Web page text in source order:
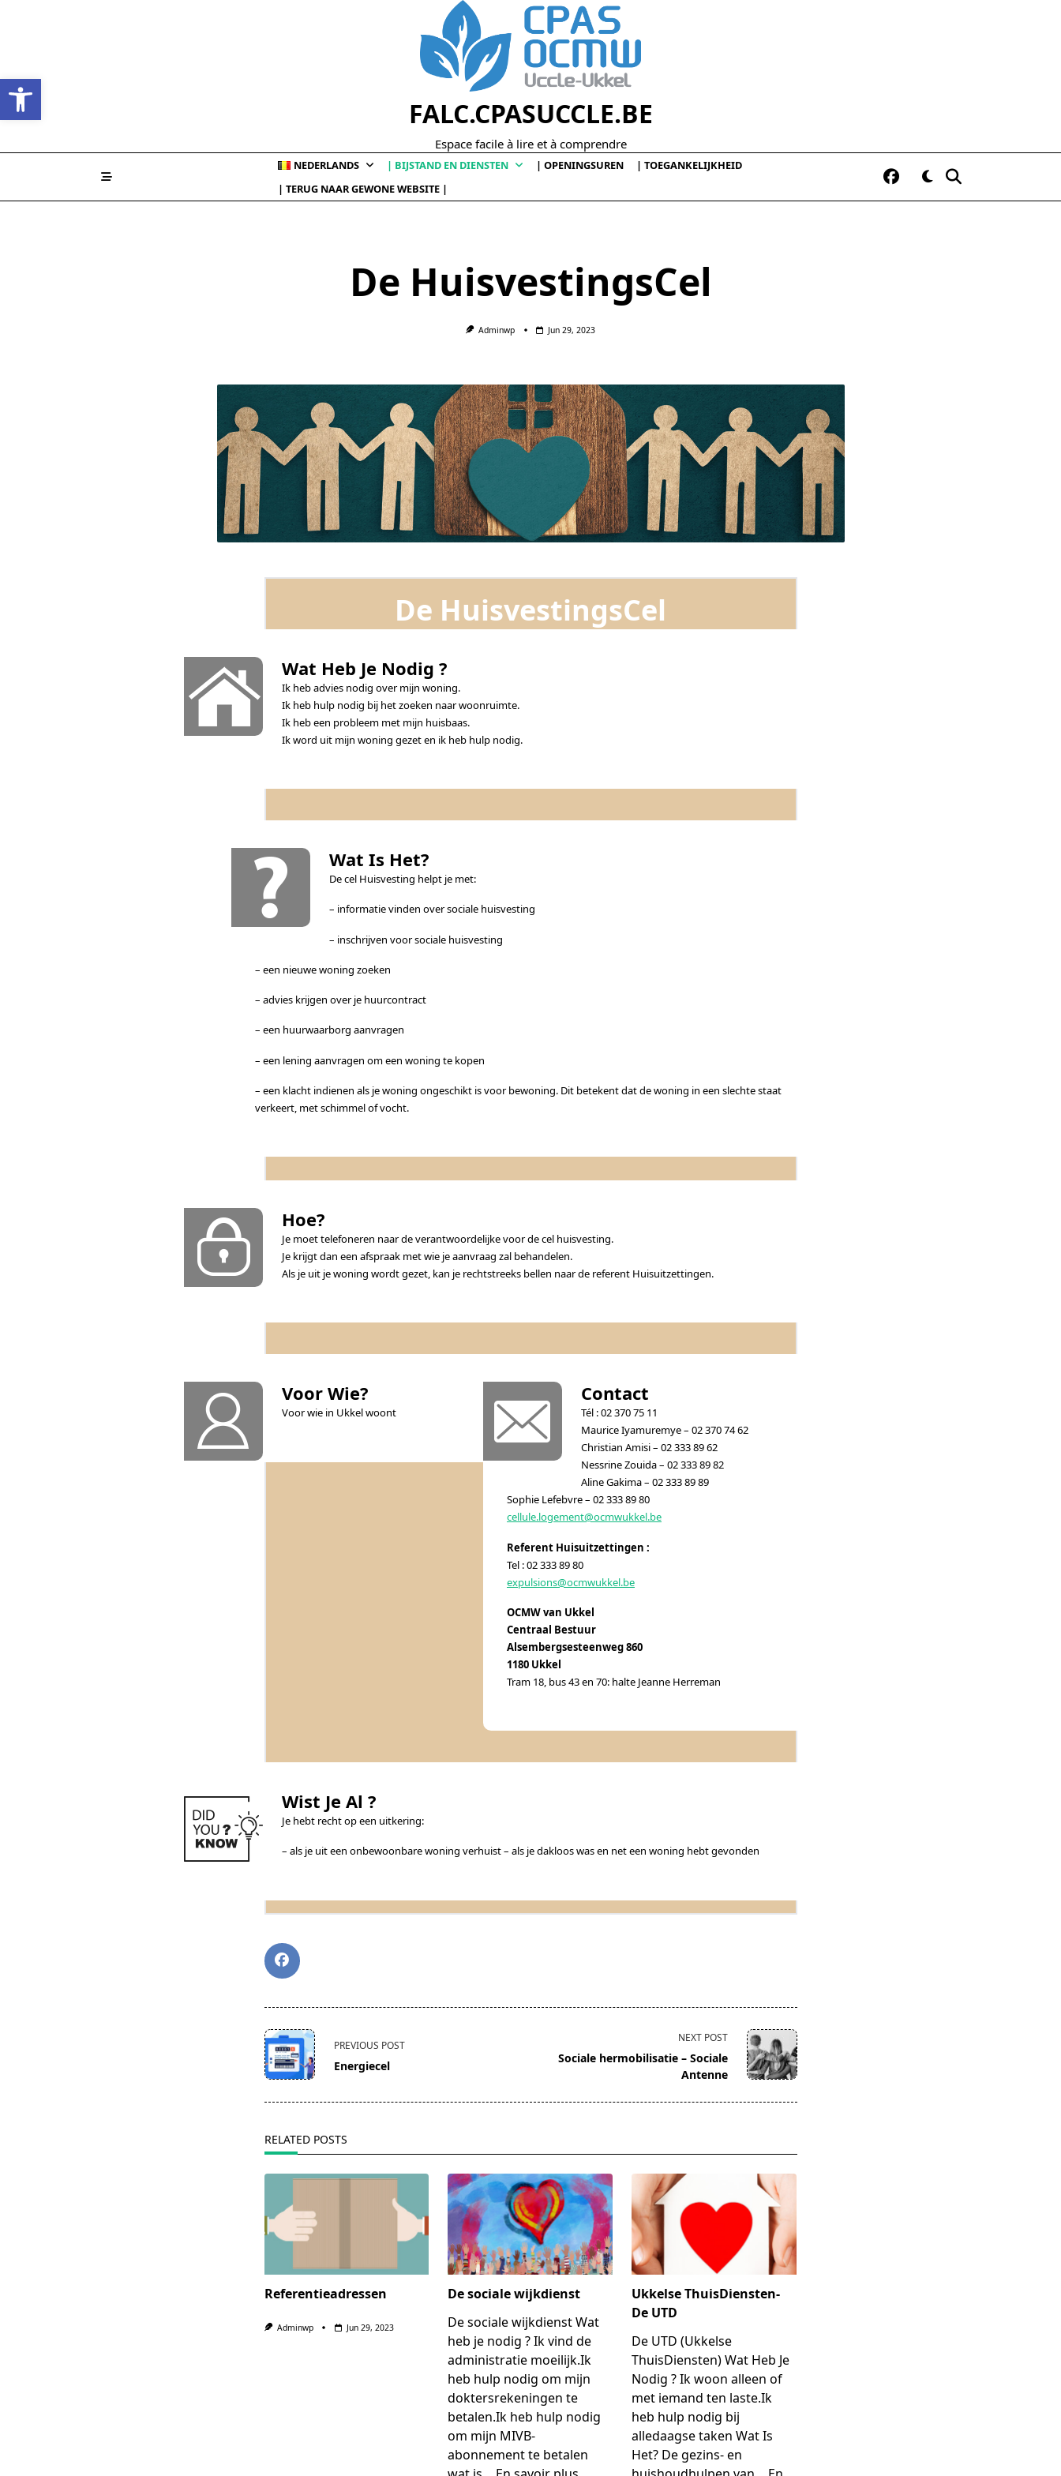
Open werkbalk
FALC.CPASUCCLE.BE
Espace facile à lire et à comprendre
NEDERLANDS | BIJSTAND EN DIENSTEN | OPENINGSUREN
| TOEGANKELIJKHEID
| TERUG NAAR GEWONE WEBSITE |
De HuisvestingsCel
Adminwp Jun 29, 2023
De HuisvestingsCel
Wat Heb Je Nodig ?
Ik heb advies nodig over mijn woning.
Ik heb hulp nodig bij het zoeken naar woonruimte.
Ik heb een probleem met mijn huisbaas.
Ik word uit mijn woning gezet en ik heb hulp nodig.
Wat Is Het?
De cel Huisvesting helpt je met:
– informatie vinden over sociale huisvesting
– inschrijven voor sociale huisvesting
– een nieuwe woning zoeken
– advies krijgen over je huurcontract
– een huurwaarborg aanvragen
– een lening aanvragen om een woning te kopen
– een klacht indienen als je woning ongeschikt is voor bewoning. Dit betekent dat de woning in een slechte staat
verkeert, met schimmel of vocht.
Hoe?
Je moet telefoneren naar de verantwoordelijke voor de cel huisvesting.
Je krijgt dan een afspraak met wie je aanvraag zal behandelen.
Als je uit je woning wordt gezet, kan je rechtstreeks bellen naar de referent Huisuitzettingen.
Voor Wie?
Voor wie in Ukkel woont
Contact
Tél : 02 370 75 11
Maurice Iyamuremye – 02 370 74 62
Christian Amisi – 02 333 89 62
Nessrine Zouida – 02 333 89 82
Aline Gakima – 02 333 89 89
Sophie Lefebvre – 02 333 89 80
cellule.logement@ocmwukkel.be
Referent Huisuitzettingen :
Tel : 02 333 89 80
expulsions@ocmwukkel.be
OCMW van Ukkel
Centraal Bestuur
Alsembergsesteenweg 860
1180 Ukkel
Tram 18, bus 43 en 70: halte Jeanne Herreman
Wist Je Al ?
Je hebt recht op een uitkering:
– als je uit een onbewoonbare woning verhuist – als je dakloos was en net een woning hebt gevonden
<span
class="nav-
subtitle
PREVIOUS POST
Energiecel
NEXT POST
Sociale hermobilisatie – Sociale
Antenne
RELATED POSTS
Referentieadressen
Adminwp Jun 29, 2023
De sociale wijkdienst
De sociale wijkdienst Wat
heb je nodig ? Ik vind de
administratie moeilijk.Ik
heb hulp nodig om mijn
doktersrekeningen te
betalen.Ik heb hulp nodig
om mijn MIVB-
abonnement te betalen
Ukkelse ThuisDiensten-
De UTD
De UTD (Ukkelse
ThuisDiensten) Wat Heb Je
Nodig ? Ik woon alleen of
met iemand ten laste.Ik
heb hulp nodig bij
alledaagse taken Wat Is
Het? De gezins- en